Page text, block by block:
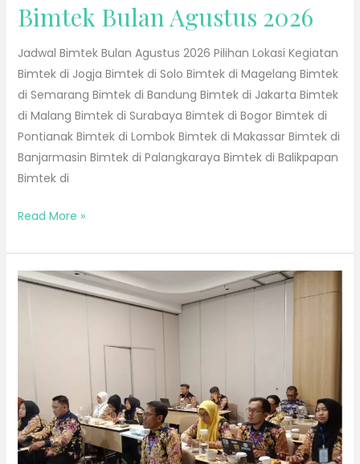
Bimtek Bulan Agustus 2026
Jadwal Bimtek Bulan Agustus 2026 Pilihan Lokasi Kegiatan
Bimtek di Jogja Bimtek di Solo Bimtek di Magelang Bimtek
di Semarang Bimtek di Bandung Bimtek di Jakarta Bimtek
di Malang Bimtek di Surabaya Bimtek di Bogor Bimtek di
Pontianak Bimtek di Lombok Bimtek di Makassar Bimtek di
Banjarmasin Bimtek di Palangkaraya Bimtek di Balikpapan
Bimtek di
Read More »
Bimtek